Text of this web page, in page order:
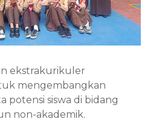
ekstrakurikuler
mengembangkan
potensi siswa di bidang
non-akademik.